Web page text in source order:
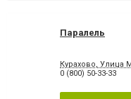
Паралель
Курахово, Улица
0 (800) 50-33-33